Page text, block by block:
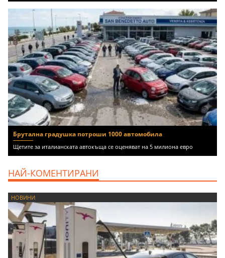
Брутална градушка потроши 1000 автомобила
Щетите за италианската автокъща се оценяват на 5 милиона евро
НАЙ-КОМЕНТИРАНИ
НОВИНИ